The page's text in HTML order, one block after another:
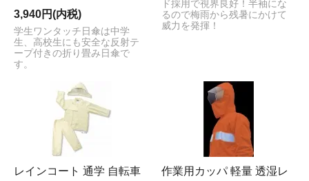
3,940円(内税)
学生ワンタッチ日傘は中学
生、高校生にも安全な反射テ
ープ付きの折り畳み日傘で
す。
ド採用で視界良好！半袖にな
るので梅雨から残暑にかけて
威力を発揮！
レインコート 通学 自転車
作業用カッパ 軽量 透湿レ